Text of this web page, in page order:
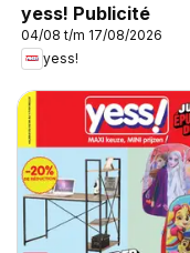
yess! Publicité
04/08 t/m 17/08/2026
yess!